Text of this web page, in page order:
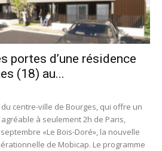
portes d’une résidence
(18) au...
centre-ville de Bourges, qui offre un
à seulement 2h de Paris,
«Le Bois-Doré», la nouvelle
de Mobicap. Le programme